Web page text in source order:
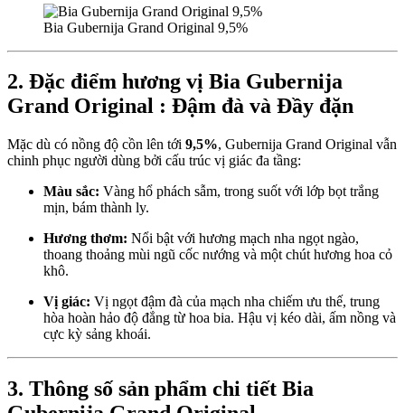
Bia Gubernija Grand Original 9,5%
2. Đặc điểm hương vị Bia Gubernija
Grand Original : Đậm đà và Đầy đặn
Mặc dù có nồng độ cồn lên tới 9,5%, Gubernija Grand Original vẫn
chinh phục người dùng bởi cấu trúc vị giác đa tầng:
Màu sắc: Vàng hổ phách sẫm, trong suốt với lớp bọt trắng
mịn, bám thành ly.
Hương thơm: Nổi bật với hương mạch nha ngọt ngào,
thoang thoảng mùi ngũ cốc nướng và một chút hương hoa cỏ
khô.
Vị giác: Vị ngọt đậm đà của mạch nha chiếm ưu thế, trung
hòa hoàn hảo độ đắng từ hoa bia. Hậu vị kéo dài, ấm nồng và
cực kỳ sảng khoái.
3. Thông số sản phẩm chi tiết Bia